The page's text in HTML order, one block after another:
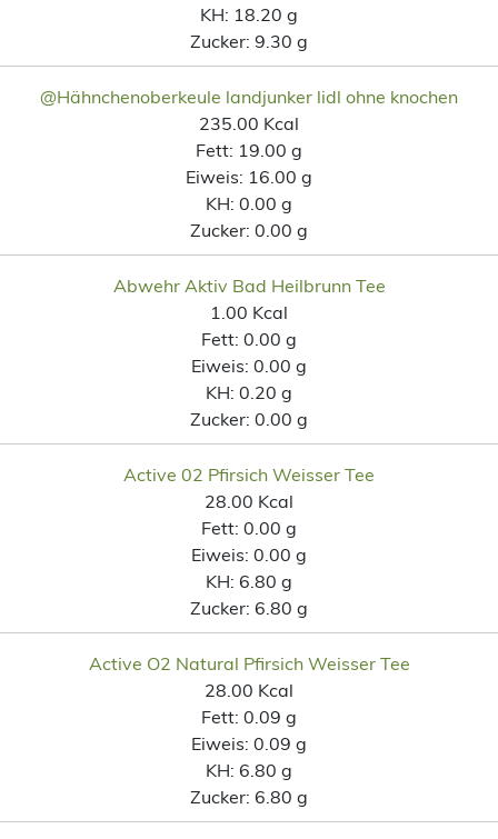
KH: 18.20 g
Zucker: 9.30 g
@Hähnchenoberkeule landjunker lidl ohne knochen
235.00 Kcal
Fett: 19.00 g
Eiweis: 16.00 g
KH: 0.00 g
Zucker: 0.00 g
Abwehr Aktiv Bad Heilbrunn Tee
1.00 Kcal
Fett: 0.00 g
Eiweis: 0.00 g
KH: 0.20 g
Zucker: 0.00 g
Active 02 Pfirsich Weisser Tee
28.00 Kcal
Fett: 0.00 g
Eiweis: 0.00 g
KH: 6.80 g
Zucker: 6.80 g
Active O2 Natural Pfirsich Weisser Tee
28.00 Kcal
Fett: 0.09 g
Eiweis: 0.09 g
KH: 6.80 g
Zucker: 6.80 g